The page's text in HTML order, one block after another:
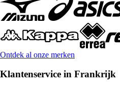
Ontdek al onze merken
Klantenservice in Frankrijk